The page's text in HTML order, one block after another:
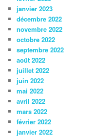
janvier 2023
décembre 2022
novembre 2022
octobre 2022
septembre 2022
août 2022
juillet 2022
juin 2022
mai 2022
avril 2022
mars 2022
février 2022
janvier 2022